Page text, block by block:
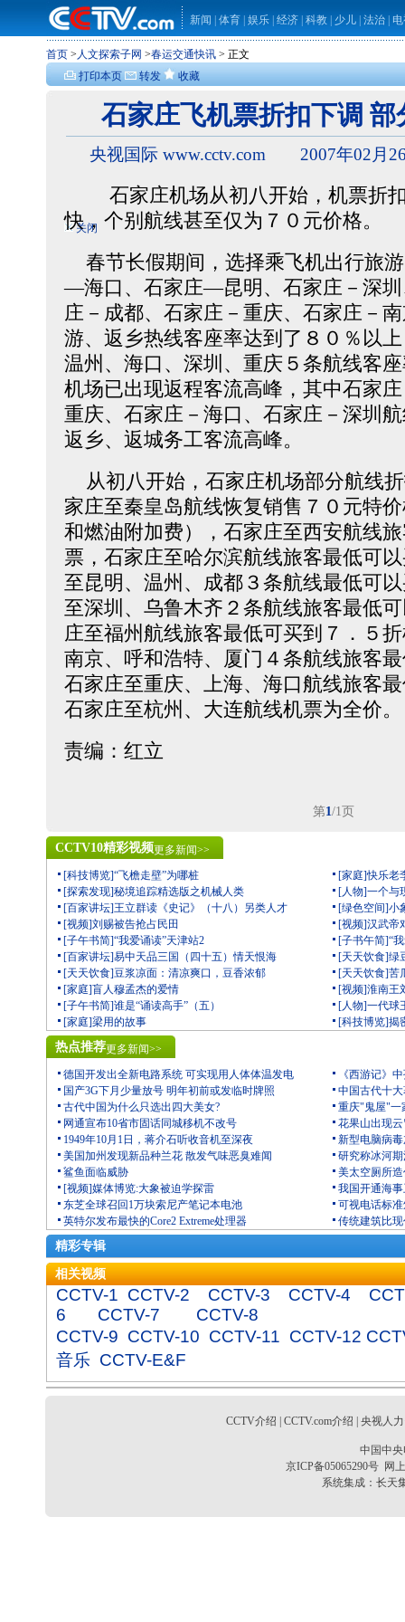
新闻 体育 娱乐 经济 科教 少儿 法治
首页 > 人文探索子网 >春运交通快讯 > 正文
打印本页
转发 收藏
关闭
石家庄飞机票折扣下调
央视国际 www.cctv.com 2007年02月
石家庄机场从初八开始，机票折扣
快，个别航线甚至仅为７０元价格。
春节长假期间，选择乘飞机出行旅
―海口、石家庄―昆明、石家庄－深
庄－成都、石家庄－重庆、石家庄－
游、返乡热线客座率达到了８０％以
温州、海口、深圳、重庆５条航线客
机场已出现返程客流高峰，其中石家
重庆、石家庄－海口、石家庄－深圳
返乡、返城务工客流高峰。
从初八开始，石家庄机场部分航线
家庄至秦皇岛航线恢复销售７０元特
和燃油附加费），石家庄至西安航线
票，石家庄至哈尔滨航线旅客最低可
至昆明、温州、成都３条航线最低可
至深圳、乌鲁木齐２条航线旅客最低
庄至福州航线旅客最低可买到７．５
南京、呼和浩特、厦门４条航线旅客
石家庄至重庆、上海、海口航线旅客
石家庄至杭州、大连航线机票为全价。
责编：红立
第1/1页
CCTV10精彩视频更多新闻>>
[科技博览]“飞檐走壁”为哪桩
[家庭]快乐老
[探索发现]秘境追踪精选版之机械人类
[人物]一个
[百家讲坛]王立群读《史记》（十八）另类人才
[绿色空间]小
[视频]刘赐被告抢占民田
[视频]汉武帝
[子午书简]“我爱诵读”天津站2
[子书午简]“
[百家讲坛]易中天品三国（四十五）情天恨海
[天天饮食]绿
[天天饮食]豆浆凉面：清凉爽口，豆香浓郁
[天天饮食]苦
[家庭]盲人穆孟杰的爱情
[视频]淮南王
[子午书简]谁是“诵读高手”（五）
[人物]一代球
[家庭]梁用的故事
[科技博览]揭
热点推荐更多新闻>>
德国开发出全新电路系统 可实现用人体体温发电
《西游记》
国产3G下月少量放号 明年初前或发临时牌照
中国古代十
古代中国为什么只选出四大美女?
重庆"鬼屋"一
网通宣布10省市固话同城移机不改号
花果山出现
1949年10月1日，蒋介石听收音机至深夜
新型电脑病
美国加州发现新品种兰花 散发气味恶臭难闻
研究称冰河
鲨鱼面临威胁
美太空厕所
[视频]媒体博览:大象被迫学探雷
我国开通海
东芝全球召回1万块索尼产笔记本电池
可视电话标
英特尔发布最快的Core2 Extreme处理器
传统建筑比
精彩专辑
相关视频
CCTV-1 CCTV-2 CCTV-3 CCTV-4
6
CCTV-7
CCTV-8
CCTV-9 CCTV-10 CCTV-11 CCTV-12
音乐 CCTV-E&F
CCTV介绍 CCTV.com介绍 央视人
中国中
京ICP备05065290号 网
系统集成： 长天